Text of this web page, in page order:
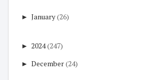
► January(26)
► 2024(247)
► December(24)